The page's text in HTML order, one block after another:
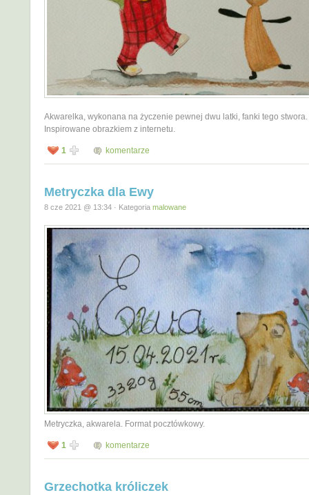
Akwarelka, wykonana na życzenie pewnej dwu latki, fanki tego
Inspirowane obrazkiem z internetu.
1 komentarze
Metryczka dla Ewy
8 cze 2021 @ 13:34 · Kategoria malowane
Metryczka, akwarela. Format pocztówkowy.
1 komentarze
Grzechotka króliczek